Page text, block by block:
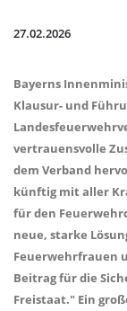
27.02.2026
Bayerns
Klausur- und
vertrauensvolle
dem Verband
künftig mit aller
für den
neue, starke
Feuerwehrfrauen
Beitrag für die
Freistaat." Ein